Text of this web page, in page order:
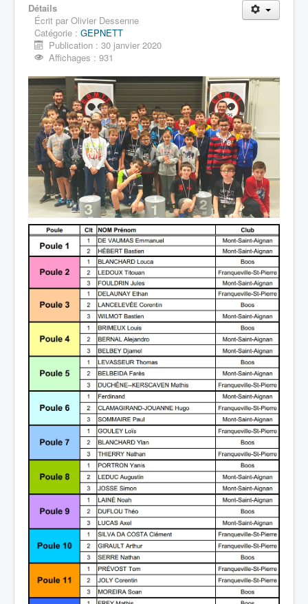
Détails
Écrit par Olivier Dessenne
Catégorie : GEPNETT
Publication : 30 janvier 2020
Affichages : 931